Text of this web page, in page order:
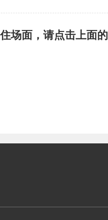
场面，请点击上面的